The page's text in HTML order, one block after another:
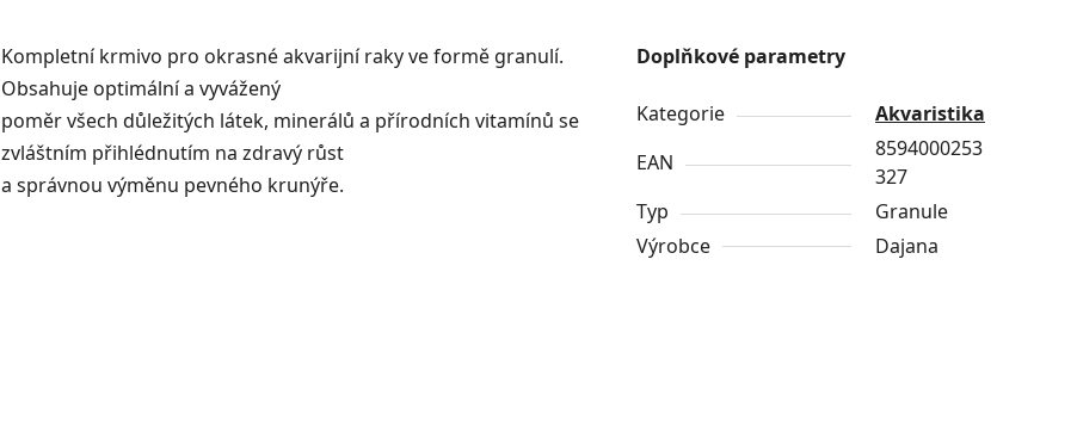
Kompletní krmivo pro okrasné akvarijní raky ve formě granulí.
Obsahuje optimální a vyvážený
poměr všech důležitých látek, minerálů a přírodních vitamínů se
zvláštním přihlédnutím na zdravý růst
a správnou výměnu pevného krunýře.
Doplňkové parametry
Kategorie
Akvaristika
EAN
8594000253
327
Typ
Granule
Výrobce
Dajana